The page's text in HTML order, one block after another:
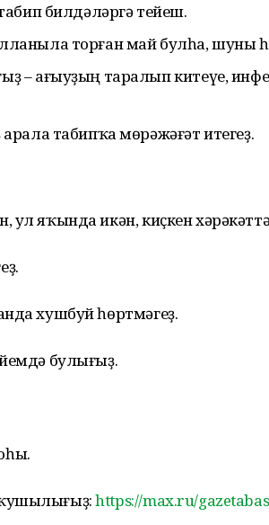
билдәләргә тейеш.
торған май булһа, шуны
– ағыуҙың таралып китеүе,
табипҡа мөрәжәғәт итегеҙ.
ул яҡында икән, киҫкен
хушбуй һөртмәгеҙ.
булығыҙ.
ҡушылығыҙ:https://max.ru/